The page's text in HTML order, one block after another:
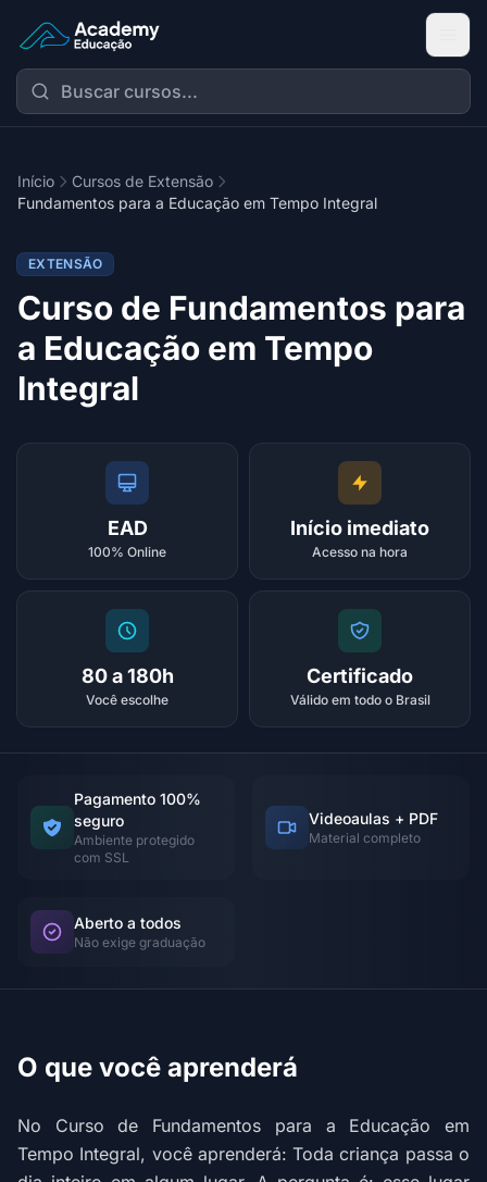
Academy Extensão
Início
Cursos de Extensão
Fundamentos para a Educação em Tempo Integral
EXTENSÃO
Curso de Fundamentos para
a Educação em Tempo
Integral
EAD
100% Online
Início imediato
Acesso na hora
80 a 180h
Você escolhe
Certificado
Válido em todo o Brasil
Pagamento 100%
seguro
Ambiente protegido
com SSL
Videoaulas + PDF
Material completo
Aberto a todos
Não exige graduação
O que você aprenderá
No Curso de Fundamentos para a Educação em
Tempo Integral, você aprenderá: Toda criança passa o